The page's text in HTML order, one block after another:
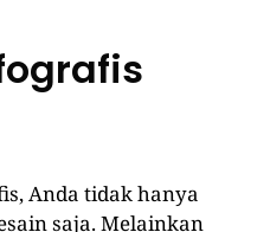
Anda tidak hanya
saja. Melainkan